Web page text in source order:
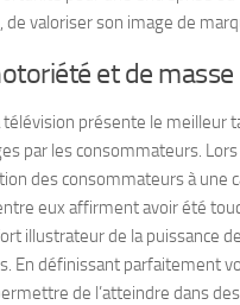
valoriser son image de
et de masse
télévision présente le meilleur
par les consommateurs.
des consommateurs à une
eux affirment avoir été
illustrateur de la puissance
En définissant parfaitement
de l’atteindre dans